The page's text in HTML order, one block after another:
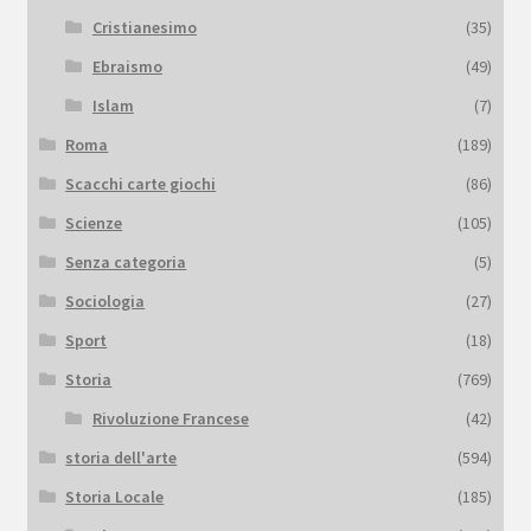
Cristianesimo
(35)
Ebraismo
(49)
Islam
(7)
Roma
(189)
Scacchi carte giochi
(86)
Scienze
(105)
Senza categoria
(5)
Sociologia
(27)
Sport
(18)
Storia
(769)
Rivoluzione Francese
(42)
storia dell'arte
(594)
Storia Locale
(185)